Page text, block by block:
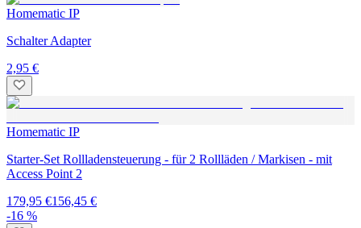
Homematic IP
Schalter Adapter
2,95 €
Homematic IP
Starter-Set Rollladensteuerung - für 2 Rollläden / Markisen - mit
Access Point 2
179,95 €156,45 €
-16 %